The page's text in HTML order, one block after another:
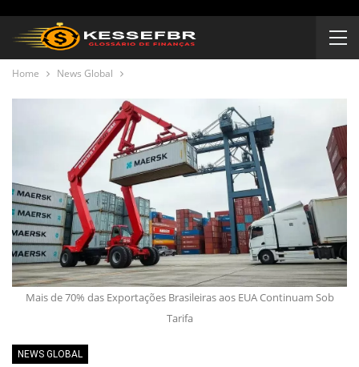
Home News Global
Mais de 70% das Exportações Brasileiras aos EUA Continuam Sob
Tarifa
NEWS GLOBAL